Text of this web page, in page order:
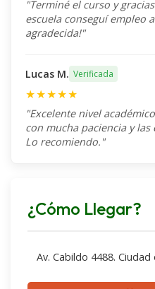
Salud mental
Enfermedades
Estimulación
mayores.
Dinámica y
"Terminé el curso y
escuela conseguí empleo
agradecida!"
Lucas M. Verificada
★★★★★
"Excelente nivel
con mucha paciencia y
Lo recomiendo."
¿Cómo Llegar?
Av. Cabildo 4488.